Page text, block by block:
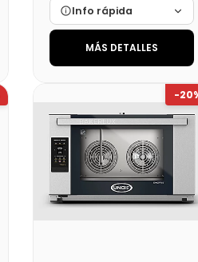
Info rápida
Marca
Cargando…
Cargando…
Precio final (+21%)
1330,03 €
MÁS DETALLES
-